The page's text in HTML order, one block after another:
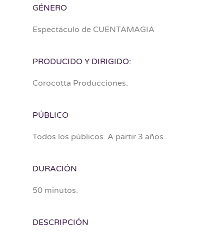
GÉNERO
Espectáculo de CUENTAMAGIA
PRODUCIDO Y DIRIGIDO:
Corocotta Producciones.
PÚBLICO
Todos los públicos. A partir 3 años.
DURACIÓN
50 minutos.
DESCRIPCIÓN